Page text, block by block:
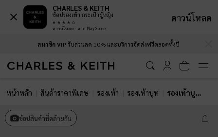
สมาชิก VIPรับส่วนลด 10% และบริการจัดส่งฟรีตลอดทั้งปี
หน้าหลัก สินค้าราคาพิเศษ รองเท้า รองเท้าบูท รองเท้าบูทสูงระดับเข่าวัสดุผ้าสักหลาดดีเทลเชือกผูกรอบขา
ช้อปสินค้าที่คล้ายกัน
CHARLES & KEITH
ช้อปรองเท้า กระเป๋าผู้หญิง
ดาวน์โหลด - จาก Play Store
ดาวน์โหลด